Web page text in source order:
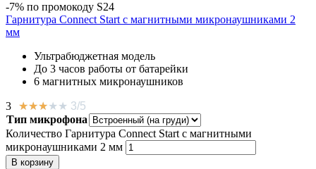
-7% по промокоду S24
Гарнитура Connect Start с магнитными микронаушниками 2
мм
Ультрабюджетная модель
До 3 часов работы от батарейки
6 магнитных микронаушников
3 ★★★★★ 3/5
Тип микрофона
Количество Гарнитура Connect Start с магнитными
микронаушниками 2 мм
В корзину